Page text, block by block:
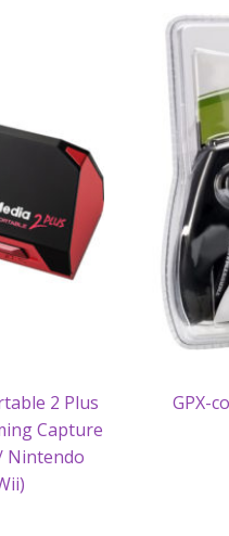
2 Plus
Capture
Nintendo
GPX-